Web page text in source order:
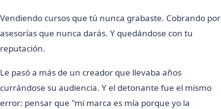
Vendiendo cursos que tú nunca grabaste. Cobrando por
asesorías que nunca darás. Y quedándose con tu
reputación.
Le pasó a más de un creador que llevaba años
currándose su audiencia. Y el detonante fue el mismo
error: pensar que "mi marca es mía porque yo la